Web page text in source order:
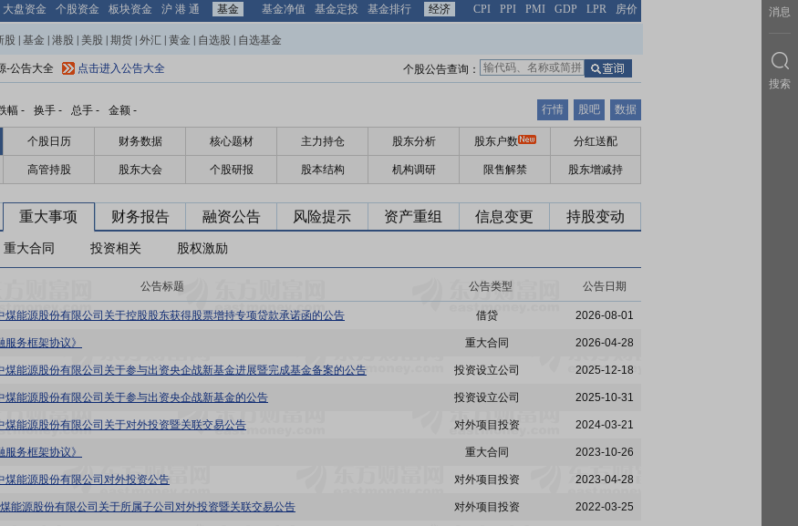
大盘资金 个股资金 板块资金 沪 港 通 基金 基金净值 基金定投 基金排行 经济 CPI PPI PMI GDP LPR 房价
股 基金 港股 美股 期货 外汇 黄金 自选股 自选基金
-公告大全 点击进入公告大全 个股公告查询：
幅 - 换手 - 总手 - 金额 - 行情 股吧 数据
个股日历 财务数据 核心题材 主力持仓 股东分析 股东户数 分红送配
高管持股 股东大会 个股研报 股本结构 机构调研 限售解禁 股东增减持
重大事项 财务报告 融资公告 风险提示 资产重组 信息变更 持股变动
重大合同 投资相关 股权激励
公告标题 公告类型 公告日期
煤能源股份有限公司关于控股股东获得股票增持专项贷款承诺函的公告 借贷 2026-08-01
务框架协议》 重大合同 2026-04-28
煤能源股份有限公司关于参与出资央企战新基金进展暨完成基金备案的公告 投资设立公司 2025-12-18
煤能源股份有限公司关于参与出资央企战新基金的公告 投资设立公司 2025-10-31
煤能源股份有限公司关于对外投资暨关联交易公告 对外项目投资 2024-03-21
务框架协议》 重大合同 2023-10-26
煤能源股份有限公司对外投资公告 对外项目投资 2023-04-28
能源股份有限公司关于所属子公司对外投资暨关联交易公告 对外项目投资 2022-03-25
消息
搜索